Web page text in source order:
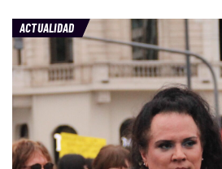
ACTUALIDAD